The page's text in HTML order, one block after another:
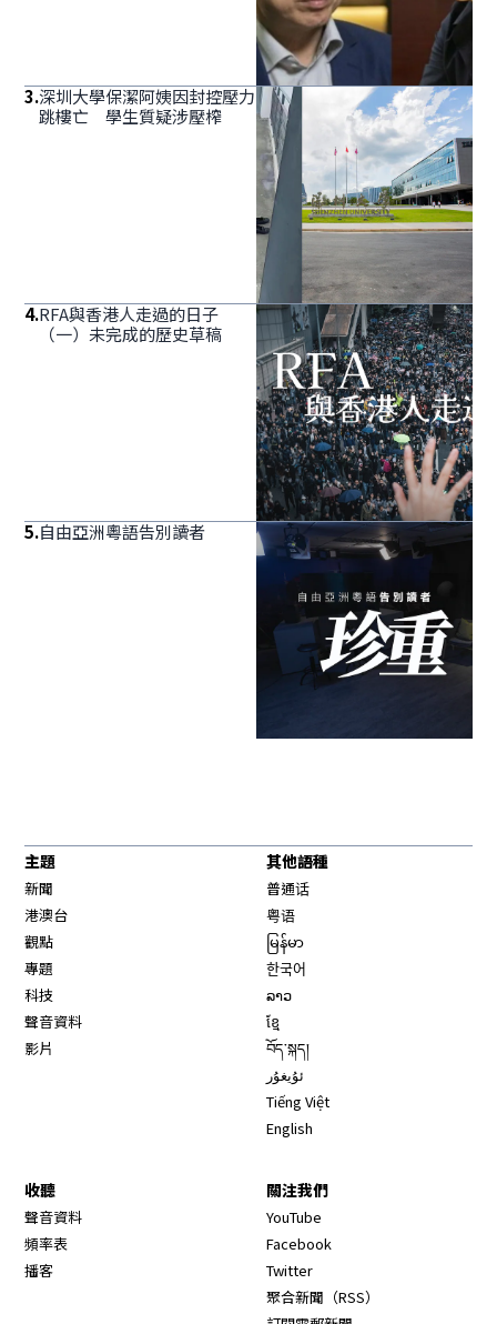
3.深圳大學保潔阿姨因封控壓力
跳樓亡 學生質疑涉壓榨
4.RFA與香港人走過的日子
（一）未完成的歷史草稿
5.自由亞洲粵語告別讀者
主題
新聞
港澳台
觀點
專題
科技
聲音資料
影片
其他語種
普通话
粤语
မြန်မာ
한국어
ລາວ
ខ្មែ
བོད་སྐད།
ئۇيغۇر
Tiếng Việt
English
收聽
聲音資料
頻率表
播客
關注我們
YouTube
Facebook
Twitter
聚合新聞（RSS）